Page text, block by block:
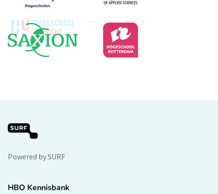
Powered by SURF
HBO Kennisbank